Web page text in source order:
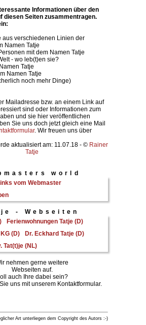
Informationen über den
diesen Seiten zusammentragen.
aus verschiedenen Linien der
Namen Tatje
mit dem Namen Tatje
- wo leb(t)en sie?
Tatje
Namen Tatje
noch mehr Dinge)
Mailadresse bzw. an einem Link auf
sind oder Informationen zum
und sie hier veröffentlichen
Sie uns doch jetzt gleich eine Mail
. Wir freuen uns über
aktualisiert am: 11.07.18 - © Rainer
Tatje
world
vom Webmaster
- Webseiten
Ferienwohnungen Tatje (D)
(D)
Dr. Eckhard Tatje (D)
Tat(t)je (NL)
nehmen gerne weitere
Webseiten auf.
auch Ihre dabei sein?
uns mit unserem Kontaktformular.
Art unterliegen dem Copyright des Autors :-)